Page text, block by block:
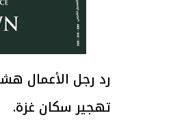
رد رجل الأعمال
تهجير سكان غزة.